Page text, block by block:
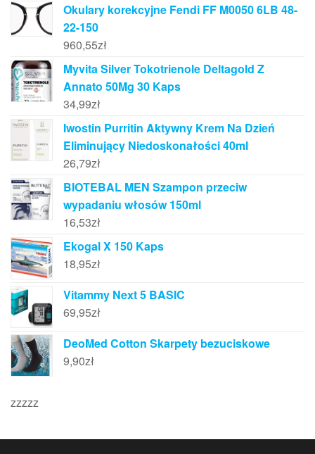
Okulary korekcyjne Fendi FF M0050 6LB 48-
22-150
960,55zł
Myvita Silver Tokotrienole Deltagold Z
Annato 50Mg 30 Kaps
34,99zł
Iwostin Purritin Aktywny Krem Na Dzień
Eliminujący Niedoskonałości 40ml
26,79zł
BIOTEBAL MEN Szampon przeciw
wypadaniu włosów 150ml
16,53zł
Ekogal X 150 Kaps
18,95zł
Vitammy Next 5 BASIC
69,95zł
DeoMed Cotton Skarpety bezuciskowe
9,90zł
zzzzz